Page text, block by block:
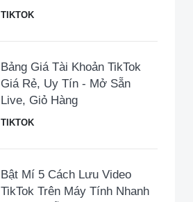
TIKTOK
Bảng Giá Tài Khoản TikTok
Giá Rẻ, Uy Tín - Mở Sẵn
Live, Giỏ Hàng
TIKTOK
Bật Mí 5 Cách Lưu Video
TikTok Trên Máy Tính Nhanh